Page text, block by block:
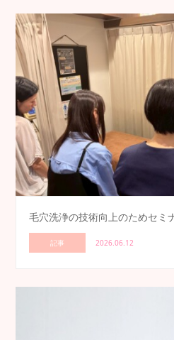
毛穴洗浄の技術向上のためセミ
記事 2026.06.12